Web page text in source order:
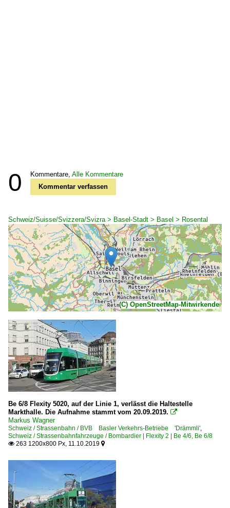
0 Kommentare, Alle Kommentare
Kommentar verfassen
Schweiz/Suisse/Svizzera/Svizra > Basel-Stadt > Basel > Rosental
(C) OpenStreetMap-Mitwirkende
Be 6/8 Flexity 5020, auf der Linie 1, verlässt die Haltestelle
Markthalle. Die Aufnahme stammt vom 20.09.2019. 
Markus Wagner
Schweiz / Strassenbahn / BVB Basler Verkehrs-Betriebe 'Drämmli',
Schweiz / Strassenbahnfahrzeuge / Bombardier | Flexity 2 | Be 4/6, Be 6/8
 263 1200x800 Px, 11.10.2019 